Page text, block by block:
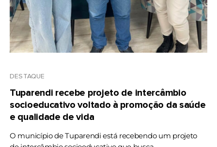
DESTAQUE
Tuparendi recebe projeto de intercâmbio
socioeducativo voltado à promoção da saúde
e qualidade de vida
O município de Tuparendi está recebendo um projeto